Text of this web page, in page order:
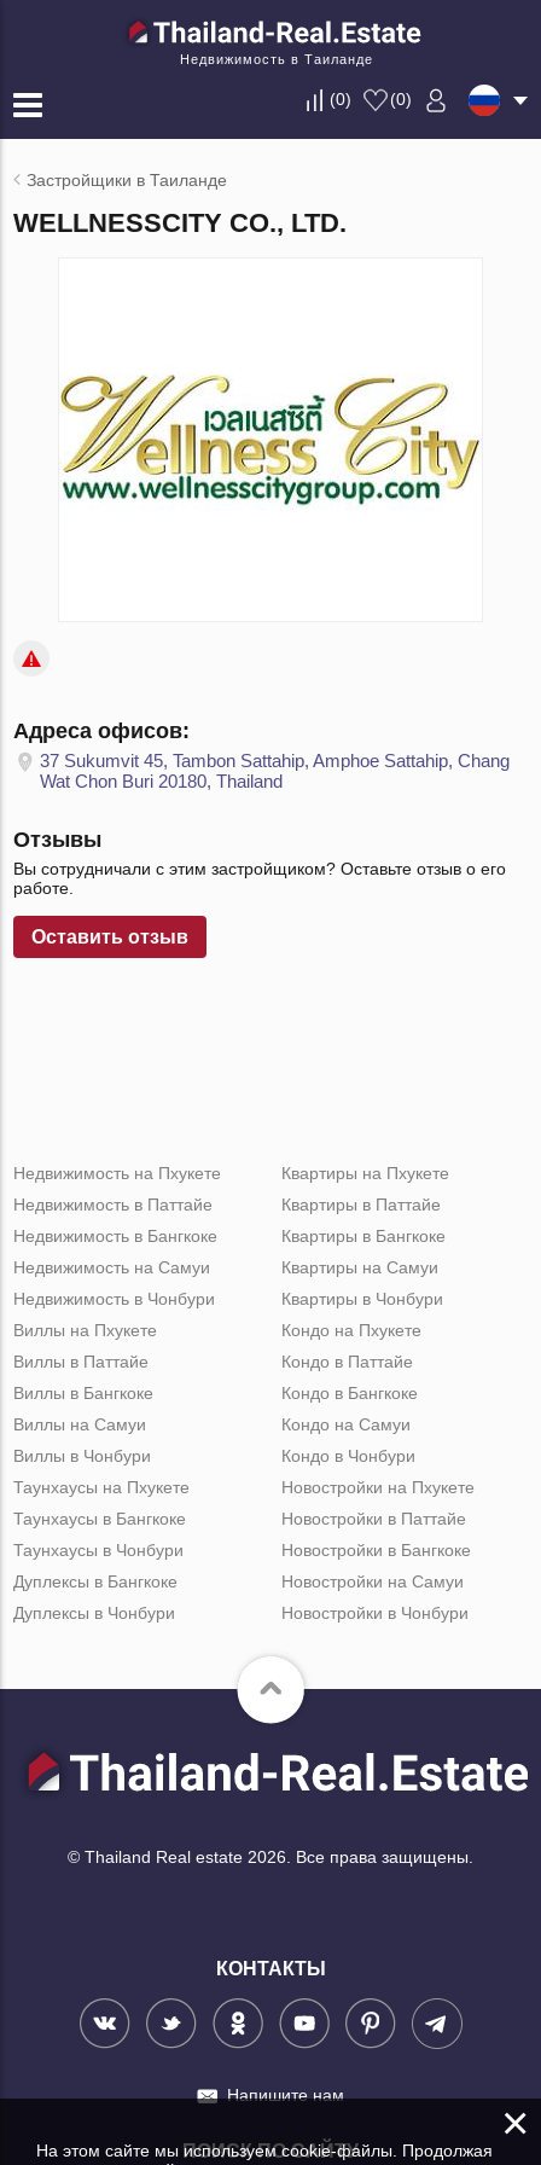
Недвижимость в Таиланде
(0) (0)
Застройщики в Таиланде
WELLNESSCITY CO., LTD.
Адреса офисов:
37 Sukumvit 45, Tambon Sattahip, Amphoe Sattahip, Chang
Wat Chon Buri 20180, Thailand
Отзывы
Вы сотрудничали с этим застройщиком? Оставьте отзыв о его
работе.
Оставить отзыв
Недвижимость на Пхукете
Недвижимость в Паттайе
Недвижимость в Бангкоке
Недвижимость на Самуи
Недвижимость в Чонбури
Квартиры на Пхукете
Квартиры в Паттайе
Квартиры в Бангкоке
Квартиры на Самуи
Квартиры в Чонбури
Виллы на Пхукете
Виллы в Паттайе
Виллы в Бангкоке
Виллы на Самуи
Виллы в Чонбури
Кондо на Пхукете
Кондо в Паттайе
Кондо в Бангкоке
Кондо на Самуи
Кондо в Чонбури
Таунхаусы на Пхукете
Таунхаусы в Бангкоке
Таунхаусы в Чонбури
Дуплексы в Бангкоке
Дуплексы в Чонбури
Новостройки на Пхукете
Новостройки в Паттайе
Новостройки в Бангкоке
Новостройки на Самуи
Новостройки в Чонбури
© Thailand Real estate 2026. Все права защищены.
КОНТАКТЫ
Напишите нам
ПОИСК ПО САЙТУ
×
На этом сайте мы используем cookie-файлы. Продолжая